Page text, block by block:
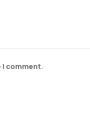
I comment.